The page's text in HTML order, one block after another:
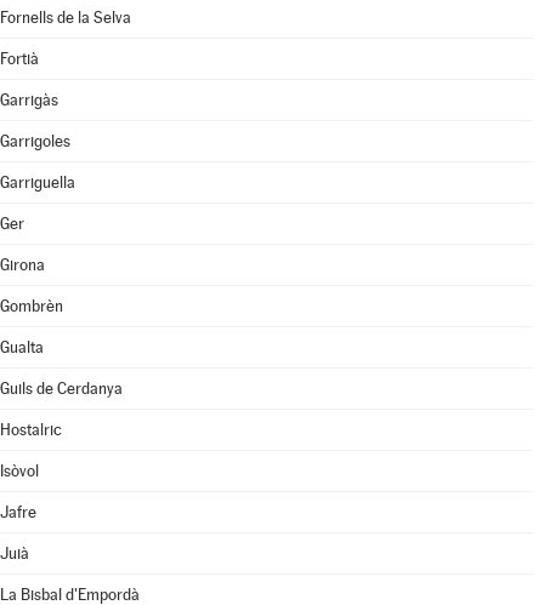
Fornells de la Selva
Fortià
Garrigàs
Garrigoles
Garriguella
Ger
Girona
Gombrèn
Gualta
Guils de Cerdanya
Hostalric
Isòvol
Jafre
Juià
La Bisbal d'Empordà